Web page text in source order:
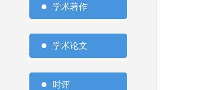
学术著作
学术论文
时评